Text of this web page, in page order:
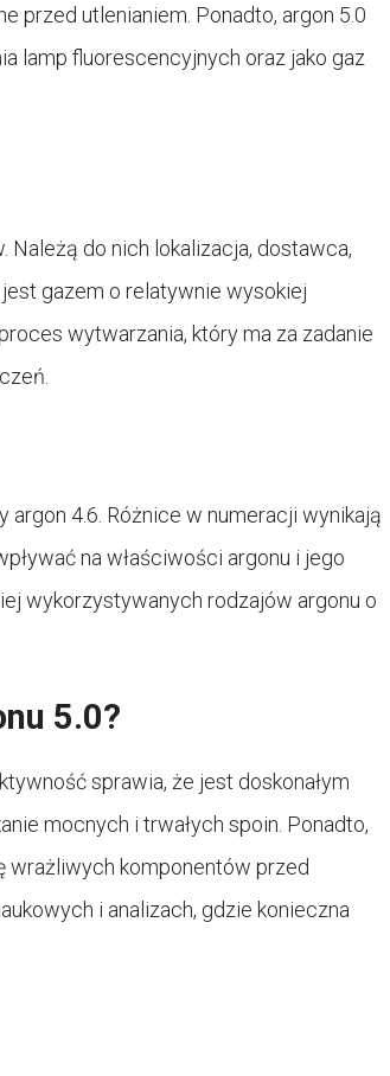
przed utlenianiem. Ponadto, argon 5.0
lamp fluorescencyjnych oraz jako gaz
Należą do nich lokalizacja, dostawca,
jest gazem o relatywnie wysokiej
wytwarzania, który ma za zadanie
argon 4.6. Różnice w numeracji wynikają
na właściwości argonu i jego
wykorzystywanych rodzajów argonu o
5.0?
sprawia, że jest doskonałym
mocnych i trwałych spoin. Ponadto,
wrażliwych komponentów przed
i analizach, gdzie konieczna